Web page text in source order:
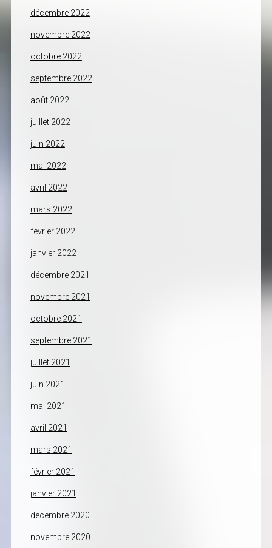
décembre 2022
novembre 2022
octobre 2022
septembre 2022
août 2022
juillet 2022
juin 2022
mai 2022
avril 2022
mars 2022
février 2022
janvier 2022
décembre 2021
novembre 2021
octobre 2021
septembre 2021
juillet 2021
juin 2021
mai 2021
avril 2021
mars 2021
février 2021
janvier 2021
décembre 2020
novembre 2020